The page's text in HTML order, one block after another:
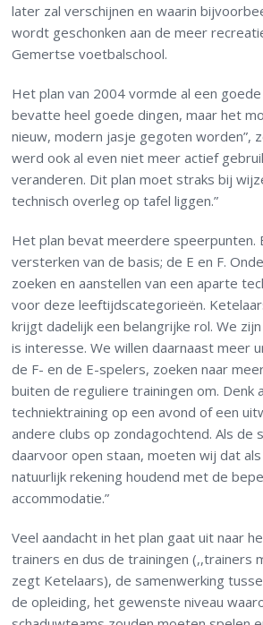
later zal verschijnen en waarin
wordt geschonken aan de meer
Gemertse voetbalschool.
Het plan van 2004 vormde al een
bevatte heel goede dingen, maar het
nieuw, modern jasje gegoten worden”,
werd ook al even niet meer actief
veranderen. Dit plan moet straks bij
technisch overleg op tafel liggen.”
Het plan bevat meerdere speerpunten.
versterken van de basis; de E en F.
zoeken en aanstellen van een aparte
voor deze leeftijdscategorieën.
krijgt dadelijk een belangrijke rol. We
is interesse. We willen daarnaast meer
de F- en de E-spelers, zoeken naar
buiten de reguliere trainingen om. Denk
techniektraining op een avond of een
andere clubs op zondagochtend. Als de
daarvoor open staan, moeten wij dat als
natuurlijk rekening houdend met de
accommodatie.”
Veel aandacht in het plan gaat uit naar
trainers en dus de trainingen (,,trainers
zegt Ketelaars), de samenwerking
de opleiding, het gewenste niveau